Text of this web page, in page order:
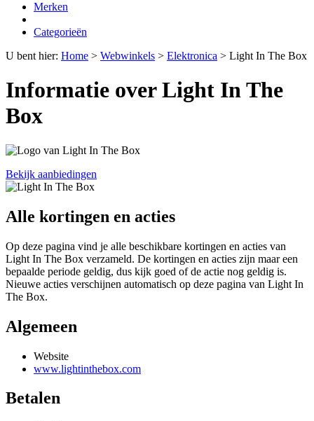
Merken
Categorieën
U bent hier: Home > Webwinkels > Elektronica > Light In The Box
Informatie over Light In The
Box
Bekijk aanbiedingen
Alle kortingen en acties
Op deze pagina vind je alle beschikbare kortingen en acties van
Light In The Box verzameld. De kortingen en acties zijn maar een
bepaalde periode geldig, dus kijk goed of de actie nog geldig is.
Nieuwe acties verschijnen automatisch op deze pagina van Light In
The Box.
Algemeen
Website
www.lightinthebox.com
Betalen